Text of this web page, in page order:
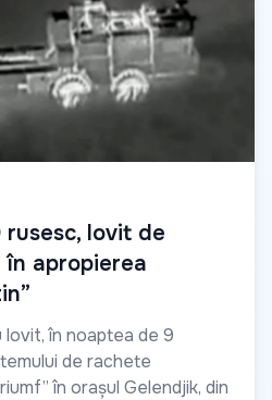
rusesc, lovit de
apropierea
în noaptea de 9
de rachete
în orașul Gelendjik, din